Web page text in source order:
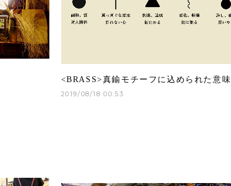
<BRASS>真鍮モチーフに込められた意味
2019/08/18 00:53